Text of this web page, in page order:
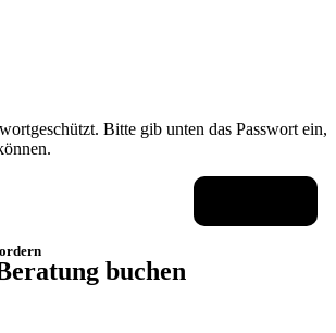
Bitte gib unten das Passwort ein,
buchen